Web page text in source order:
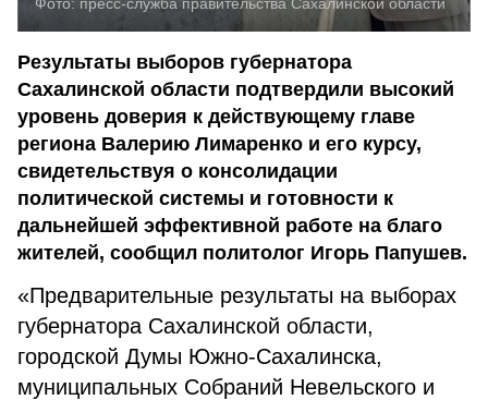
Результаты выборов губернатора
Сахалинской области подтвердили высокий
уровень доверия к действующему главе
региона Валерию Лимаренко и его курсу,
свидетельствуя о консолидации
политической системы и готовности к
дальнейшей эффективной работе на благо
жителей, сообщил политолог Игорь Папушев.
«Предварительные результаты на выборах
губернатора Сахалинской области,
городской Думы Южно-Сахалинска,
муниципальных Собраний Невельского и